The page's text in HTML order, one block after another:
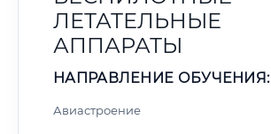
ЛЕТАТЕЛЬНЫЕ
АППАРАТЫ
НАПРАВЛЕНИЕ ОБУЧЕНИЯ:
Авиастроение